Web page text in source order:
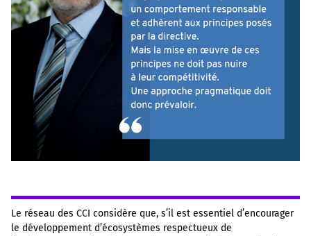
Le réseau des CCI considère que, s’il est essentiel d’encourager
le développement d’écosystèmes respectueux de